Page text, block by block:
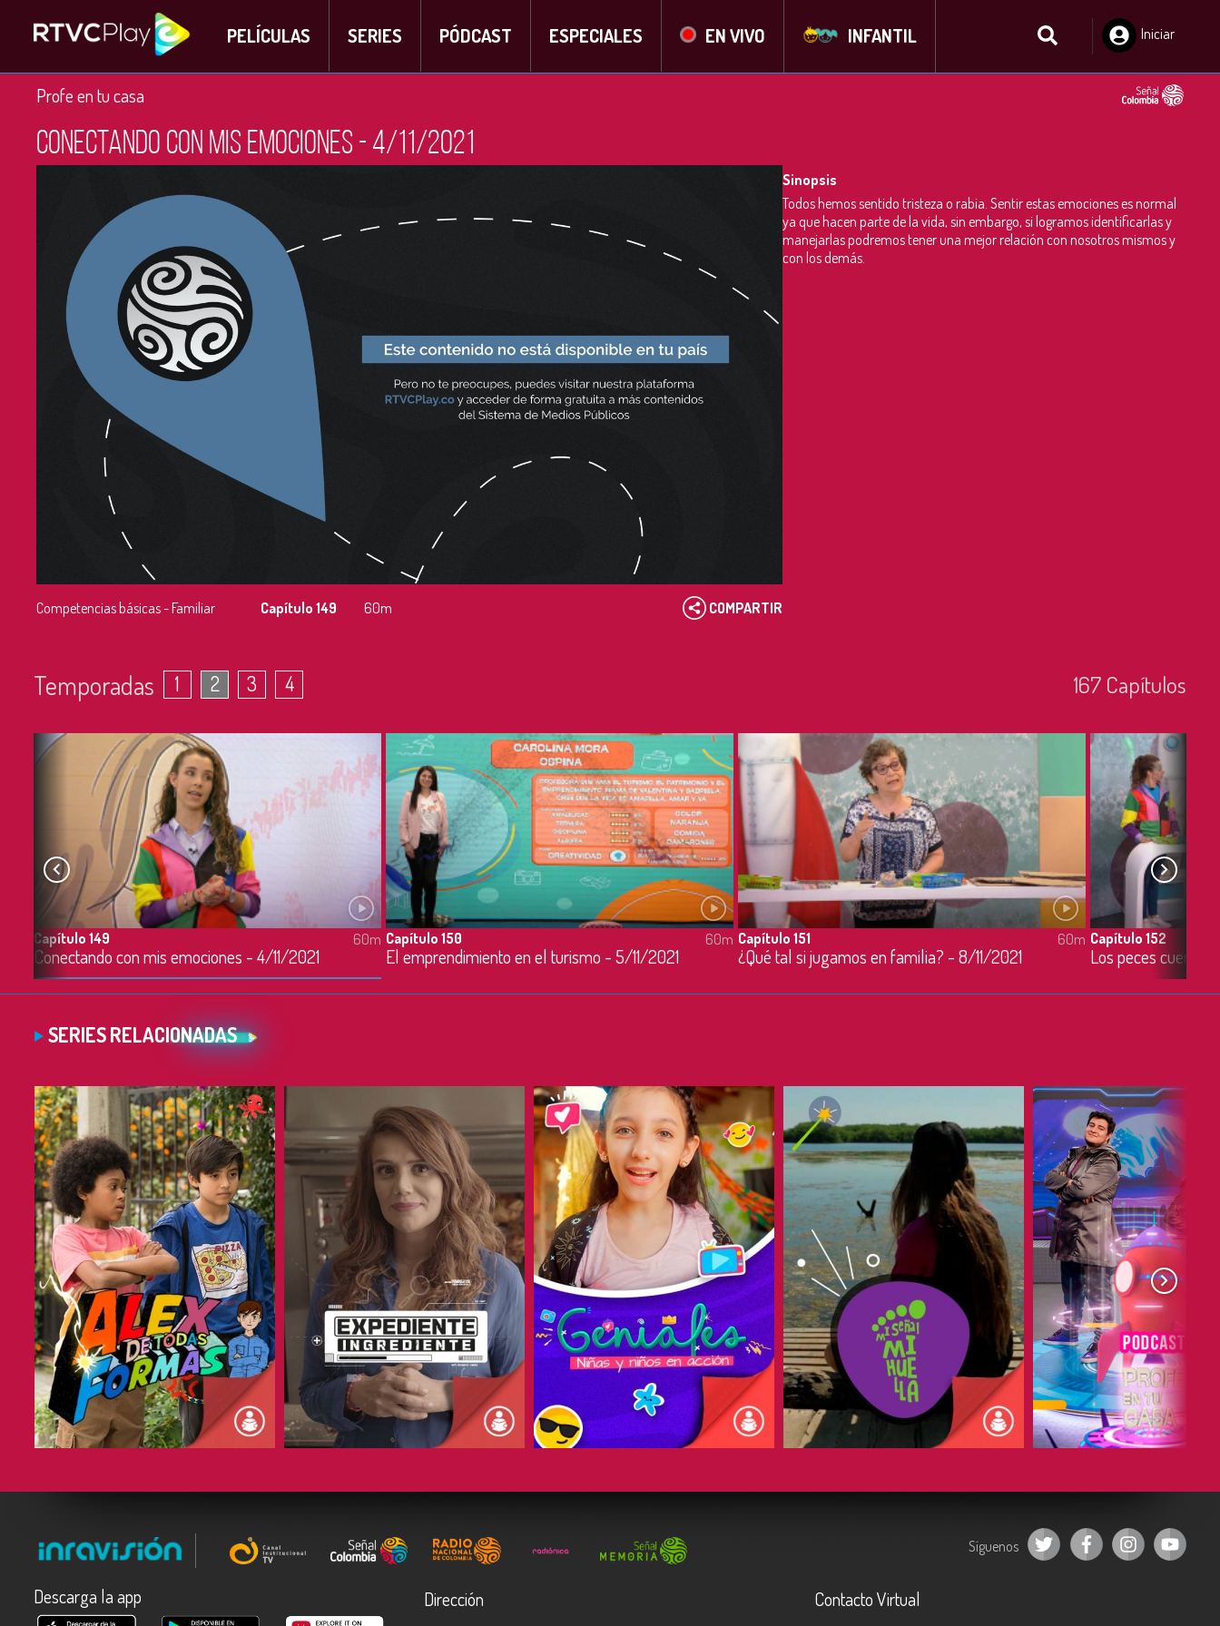
PELÍCULAS SERIES PÓDCAST ESPECIALES EN VIVO INFANTIL
Iniciar
Profe en tu casa
Conectando con mis emociones - 4/11/2021
Competencias básicas - Familiar Capítulo 149 60m COMPARTIR
Sinopsis
Todos hemos sentido tristeza o rabia. Sentir estas emociones es normal
ya que hacen parte de la vida, sin embargo, si logramos identificarlas y
manejarlas podremos tener una mejor relación con nosotros mismos y
con los demás.
Temporadas 1 2 3 4 167 Capí­tulos
Capítulo 149
Conectando con mis emociones - 4/11/2021
60m Capítulo 150
El emprendimiento en el turismo - 5/11/2021
60m Capítulo 151
¿Qué tal si jugamos en familia? - 8/11/2021
60m Capítulo 152
Los peces cuentan
SERIES RELACIONADAS
COMPARTIR COMPARTIR COMPARTIR COMPARTIR COMPARTIR
Síguenos
Descarga la app Dirección Contacto Virtual